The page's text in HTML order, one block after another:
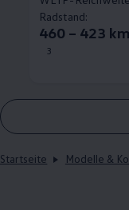
Radstand:
460 – 423 km
3
Startseite Modelle &